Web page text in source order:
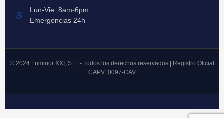
🕒
Lun-Vie: 8am-6pm
Emergencias 24h
© 2024 Fuminor XXI, S.L. - Todos los derechos reservados | Registro Oficial
CAPV: 0097-CAV